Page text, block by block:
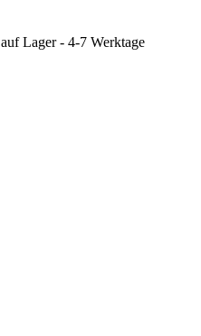
auf Lager - 4-7 Werktage